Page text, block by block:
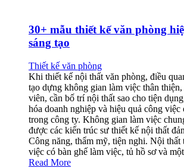
30+ mẫu thiết kế văn phòng
sáng tạo
Thiết kế văn phòng
Khi thiết kế nội thất văn phòng, điều
tạo dựng không gian làm việc thân
viên, cần bố trí nội thất sao cho tiện
hóa doanh nghiệp và hiệu quả công việc
trong công ty. Không gian làm việc
được các kiến trúc sư thiết kế nội thất
Công năng, thẩm mỹ, tiện nghi. Nội thất
việc có bàn ghế làm việc, tủ hồ sơ và
Read More